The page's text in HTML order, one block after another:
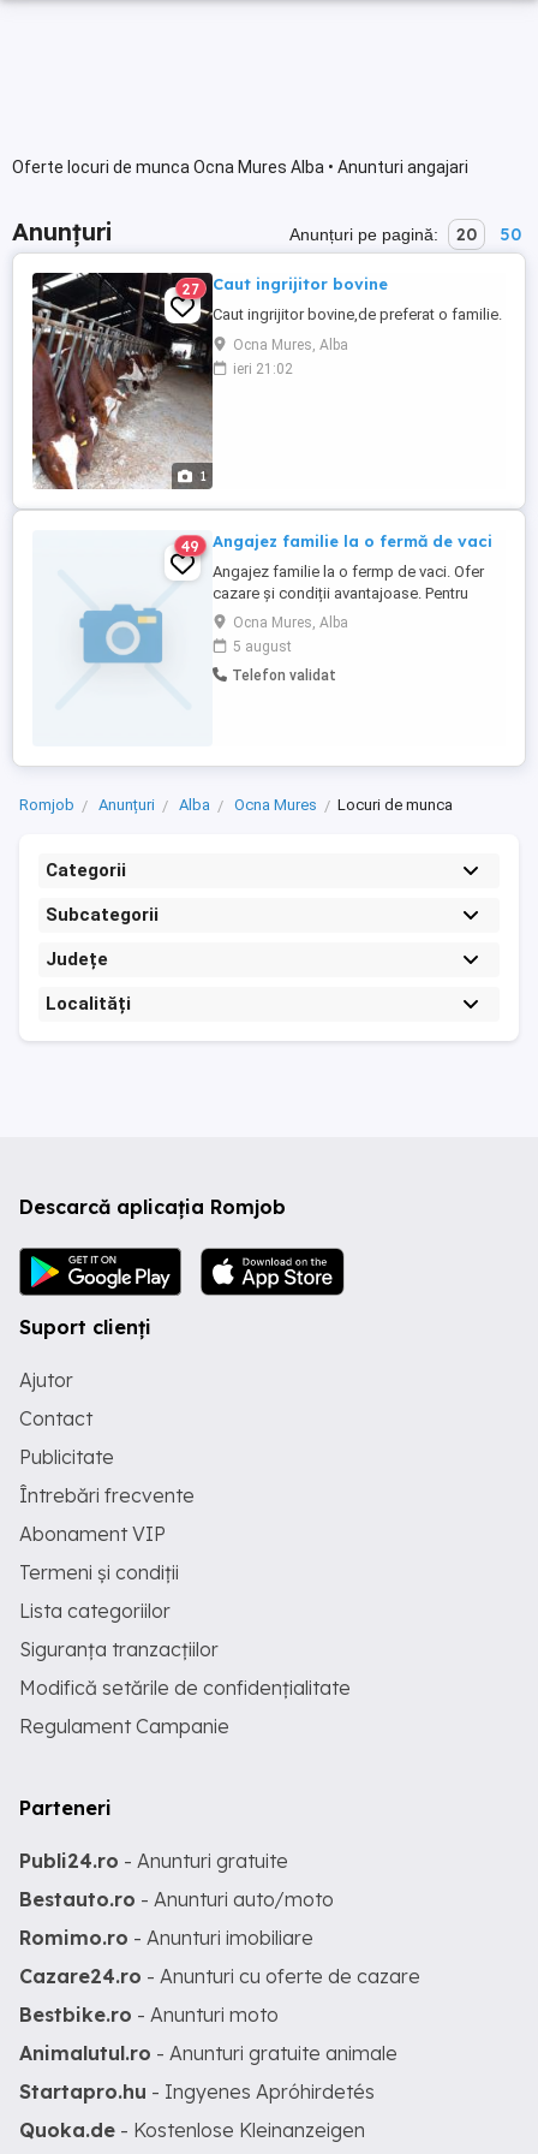
Oferte locuri de munca Ocna Mures Alba • Anunturi angajari
Anunțuri Anunțuri pe pagină: 20 50
1
27 Caut ingrijitor bovine
Caut ingrijitor bovine,de preferat o familie.
Ocna Mures, Alba
ieri 21:02
49 Angajez familie la o fermă de vaci
Angajez familie la o fermp de vaci. Ofer
cazare și condiții avantajoase. Pentru
detalii vă rog să mă contactați telefonic.
Ocna Mures, Alba
5 august
Telefon validat
Romjob Anunțuri Alba Ocna Mures Locuri de munca
Categorii
Subcategorii
Județe
Localități
Descarcă aplicația Romjob
Suport clienți
Ajutor
Contact
Publicitate
Întrebări frecvente
Abonament VIP
Termeni și condiții
Lista categoriilor
Siguranța tranzacțiilor
Modifică setările de confidențialitate
Regulament Campanie
Parteneri
Publi24.ro - Anunturi gratuite
Bestauto.ro - Anunturi auto/moto
Romimo.ro - Anunturi imobiliare
Cazare24.ro - Anunturi cu oferte de cazare
Bestbike.ro - Anunturi moto
Animalutul.ro - Anunturi gratuite animale
Startapro.hu - Ingyenes Apróhirdetés
Quoka.de - Kostenlose Kleinanzeigen